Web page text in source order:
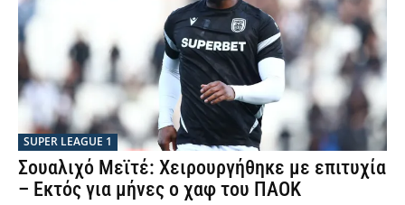
SUPER LEAGUE 1
Σουαλιχό Μεϊτέ: Χειρουργήθηκε με επιτυχία
– Εκτός για μήνες ο χαφ του ΠΑΟΚ